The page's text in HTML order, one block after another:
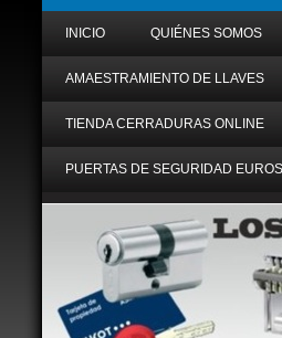
INICIO QUIÉNES SOMOS
AMAESTRAMIENTO DE LLAVES
TIENDA CERRADURAS ONLINE
PUERTAS DE SEGURIDAD